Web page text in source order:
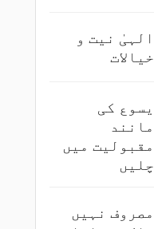
الہیٰ نیت و
خیالات
یسوع کی
مانند
مقبولیت میں
چلیں
مصروف نہیں